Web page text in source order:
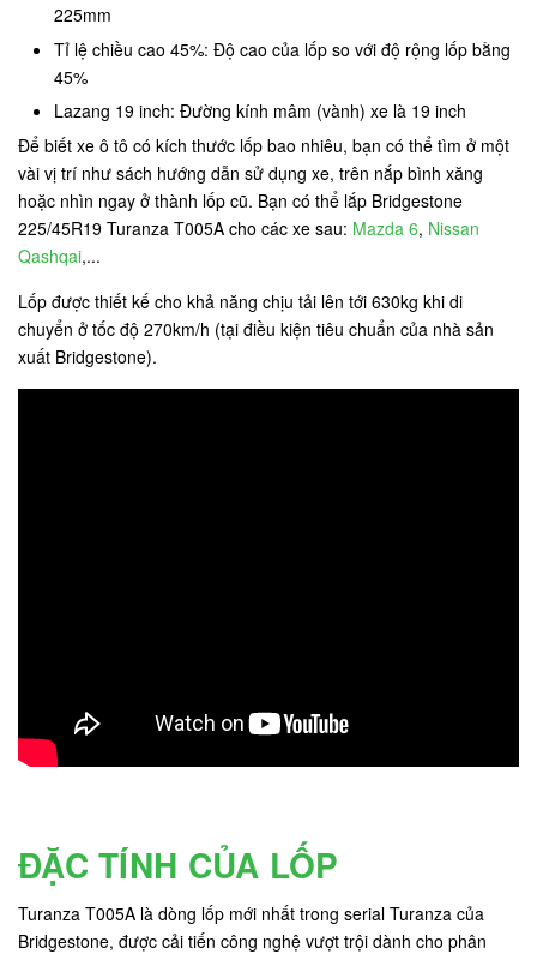
225mm
Tỉ lệ chiều cao 45%: Độ cao của lốp so với độ rộng lốp bằng
45%
Lazang 19 inch: Đường kính mâm (vành) xe là 19 inch
Để biết xe ô tô có kích thước lốp bao nhiêu, bạn có thể tìm ở một
vài vị trí như sách hướng dẫn sử dụng xe, trên nắp bình xăng
hoặc nhìn ngay ở thành lốp cũ. Bạn có thể lắp Bridgestone
225/45R19 Turanza T005A cho các xe sau: Mazda 6, Nissan
Qashqai,...
Lốp được thiết kế cho khả năng chịu tải lên tới 630kg khi di
chuyển ở tốc độ 270km/h (tại điều kiện tiêu chuẩn của nhà sản
xuất Bridgestone).
ĐẶC TÍNH CỦA LỐP
Turanza T005A là dòng lốp mới nhất trong serial Turanza của
Bridgestone, được cải tiến công nghệ vượt trội dành cho phân